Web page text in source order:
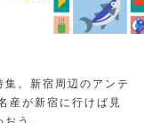
。新宿周辺のアンテ
産が新宿に行けば見
う。